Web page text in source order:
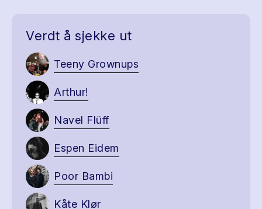
Verdt å sjekke ut
Teeny Grownups
Arthur!
Navel Flüff
Espen Eidem
Poor Bambi
Kåte Klør